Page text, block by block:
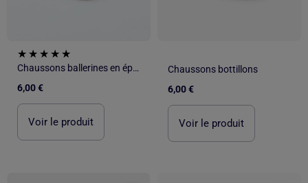
Chaussons ballerines en éponge
6,00 €
Voir le produit
Chaussons bottillons
6,00 €
Voir le produit